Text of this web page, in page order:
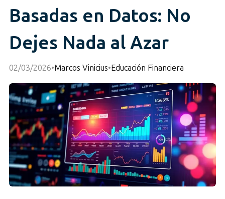
Basadas en Datos: No
Dejes Nada al Azar
02/03/2026•Marcos Vinicius•Educación Financiera